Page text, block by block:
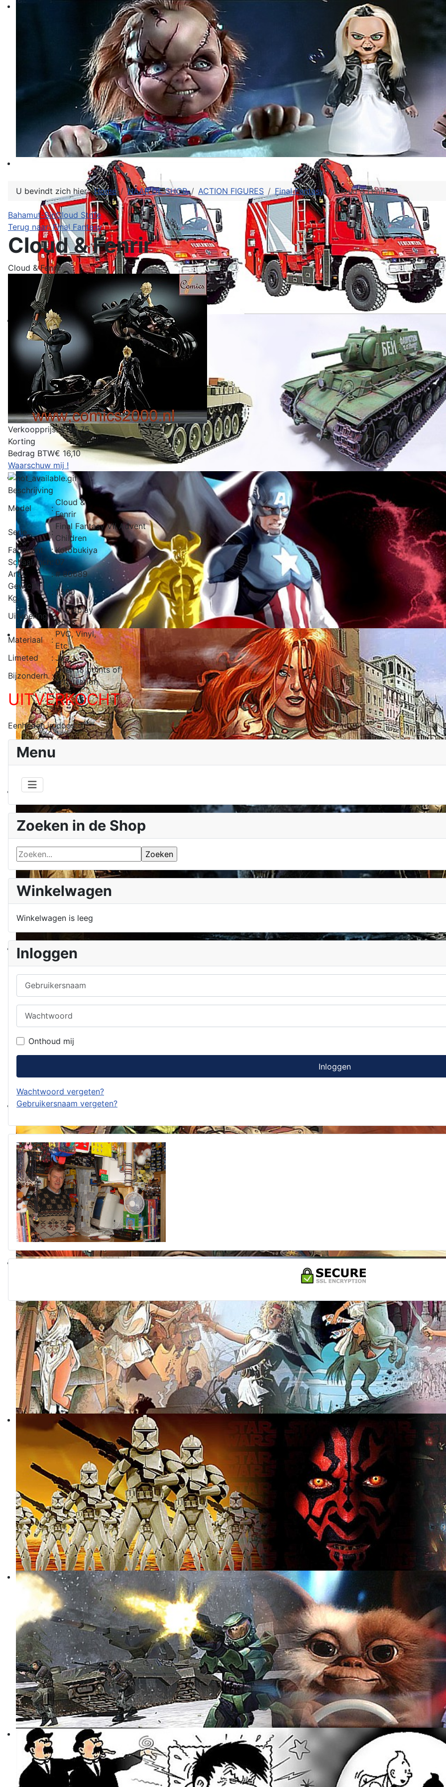
Menu
Zoeken in de Shop
Winkelwagen
Winkelwagen is leeg
Inloggen
Onthoud mij
Inloggen
Wachtwoord vergeten?
Gebruikersnaam vergeten?
U bevindt zich hier:Home NAAR DE SHOP ACTION FIGURES Final Fantasy Cloud & Fenrir
Bahamut-SinCloud Strife
Terug naar: Final Fantasy
Cloud & Fenrir
Cloud & Fenrir
Verkoopprijs:€ 92,75
Korting
Bedrag BTW€ 16,10
Waarschuw mij !
Beschrijving
Model
:
Cloud &
Fenrir
Serie
:
Final Fantasy VII Advent
Children
Fabrikant
: Kotobukiya
Schaal/Inch: 07
Artn.
: # 80689
Gewicht
Kg.
: 1,500
Uitvoering :
In Didplay
Doos
Materiaal
:
PVC, Vinyl,
Etc
Limeted
: Ja
Bijzonderh. :
Over 18 points of
articulation
UITVERKOCHT
Eenheden in doos: 1